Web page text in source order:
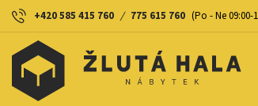
+420 585 415 760 / 775 615 760 (Po - Ne 09:00-